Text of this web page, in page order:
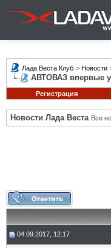
Лада Веста Клуб > Новости
АВТОВАЗ впервые
Регистрация
Новости Лада Веста Все
04.09.2017, 12:17